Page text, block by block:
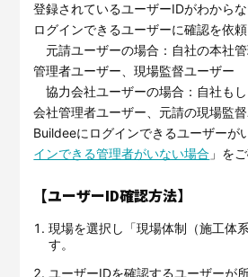
登録されているユーザーIDがわから
ログインできるユーザーに確認を依頼
元請ユーザーの場合：自社の本社
管理者ユーザー、現場監督ユーザー
協力会社ユーザーの場合：自社も
会社管理者ユーザー、元請の現場監
Buildeeにログインできるユーザーが
インできる管理者がいない場合 」を
【ユーザーID確認方法】
現場を選択し「現場体制（施工体
す。
ユーザーIDを確認するユーザーが